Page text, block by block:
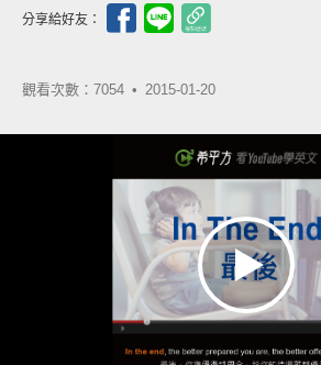
分享給好友：
觀看次數：7054 • 2015-01-20